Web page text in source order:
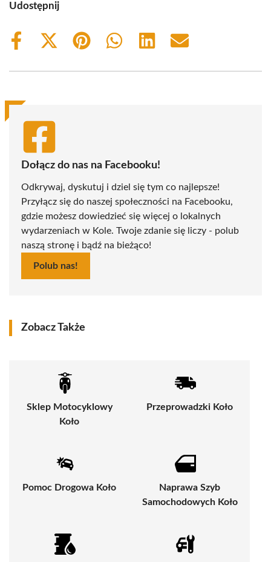
Udostępnij
Share
Share
(Twitter)
Share
Share
Share
Share
Dołącz do nas na Facebooku!
Odkrywaj, dyskutuj i dziel się tym co najlepsze!
Przyłącz się do naszej społeczności na Facebooku,
gdzie możesz dowiedzieć się więcej o lokalnych
wydarzeniach w Kole. Twoje zdanie się liczy - polub
naszą stronę i bądź na bieżąco!
Polub nas!
Zobacz Także
Sklep Motocyklowy
Koło
Przeprowadzki Koło
Pomoc Drogowa Koło
Naprawa Szyb
Samochodowych Koło